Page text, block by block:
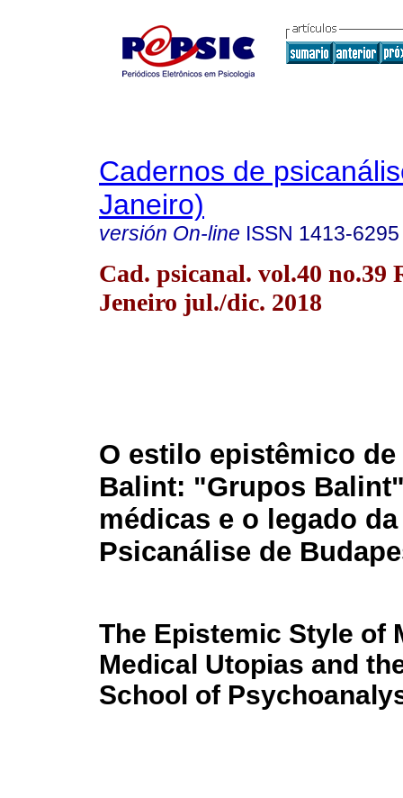
Cadernos de
Janeiro)
versión On-line ISSN 1413-6295
Cad. psicanal. vol.40 no.39
Jeneiro jul./dic. 2018
O estilo epistêmico
Balint: "Grupos
médicas e o legado
Psicanálise de
The Epistemic Style of
Medical Utopias and
School of